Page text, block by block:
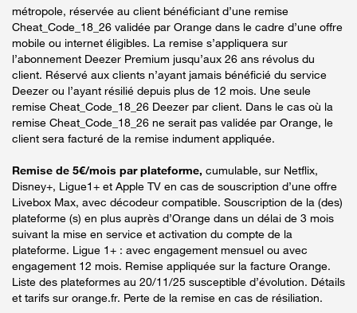
métropole, réservée au client bénéficiant d’une remise
Cheat_Code_18_26 validée par Orange dans le cadre d’une offre
mobile ou internet éligibles. La remise s’appliquera sur
l’abonnement Deezer Premium jusqu’aux 26 ans révolus du
client. Réservé aux clients n’ayant jamais bénéficié du service
Deezer ou l’ayant résilié depuis plus de 12 mois. Une seule
remise Cheat_Code_18_26 Deezer par client. Dans le cas où la
remise Cheat_Code_18_26 ne serait pas validée par Orange, le
client sera facturé de la remise indument appliquée.
Remise de 5€/mois par plateforme, cumulable, sur Netflix,
Disney+, Ligue1+ et Apple TV en cas de souscription d’une offre
Livebox Max, avec décodeur compatible. Souscription de la (des)
plateforme (s) en plus auprès d’Orange dans un délai de 3 mois
suivant la mise en service et activation du compte de la
plateforme. Ligue 1+ : avec engagement mensuel ou avec
engagement 12 mois. Remise appliquée sur la facture Orange.
Liste des plateformes au 20/11/25 susceptible d’évolution. Détails
et tarifs sur orange.fr. Perte de la remise en cas de résiliation.